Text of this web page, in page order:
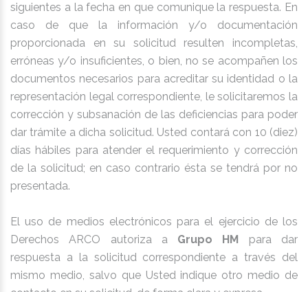
siguientes a la fecha en que comunique la respuesta. En
caso de que la información y/o documentación
proporcionada en su solicitud resulten incompletas,
erróneas y/o insuficientes, o bien, no se acompañen los
documentos necesarios para acreditar su identidad o la
representación legal correspondiente, le solicitaremos la
corrección y subsanación de las deficiencias para poder
dar trámite a dicha solicitud. Usted contará con 10 (diez)
días hábiles para atender el requerimiento y corrección
de la solicitud; en caso contrario ésta se tendrá por no
presentada.
El uso de medios electrónicos para el ejercicio de los
Derechos ARCO autoriza a Grupo HM
para dar
respuesta a la solicitud correspondiente a través del
mismo medio, salvo que Usted indique otro medio de